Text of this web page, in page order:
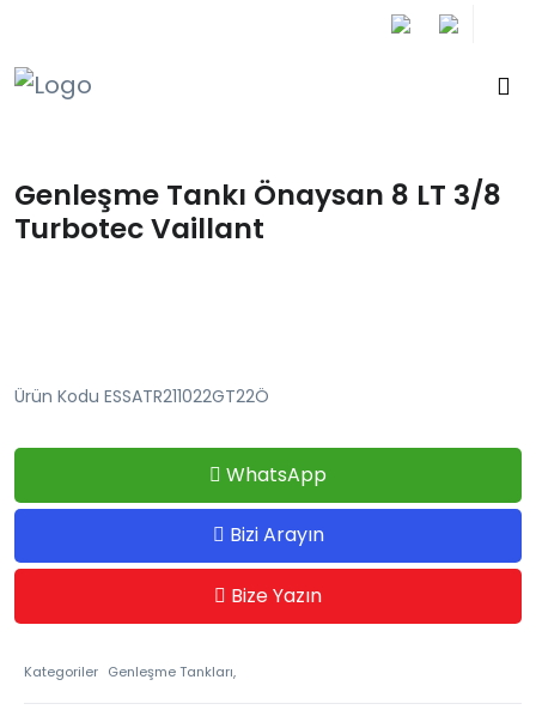
Genleşme Tankı Önaysan 8 LT 3/8
Turbotec Vaillant
Ürün Kodu ESSATR211022GT22Ö
WhatsApp
Bizi Arayın
Bize Yazın
Kategoriler Genleşme Tankları,